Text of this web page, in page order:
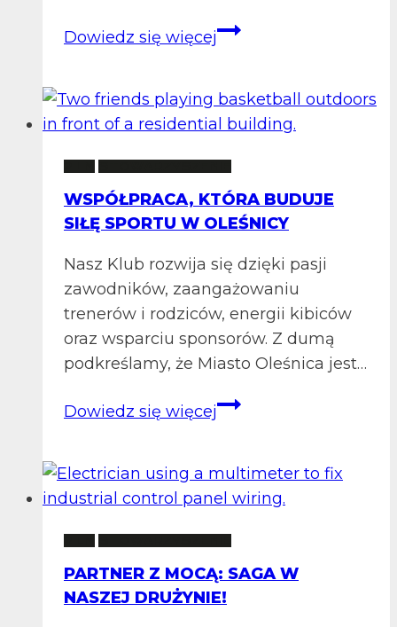
Dowiedz się więcejKontrakt
rozwiązany
WSPÓŁPRACA, KTÓRA BUDUJE
SIŁĘ SPORTU W OLEŚNICY
Nasz Klub rozwija się dzięki pasji
zawodników, zaangażowaniu
trenerów i rodziców, energii kibiców
oraz wsparciu sponsorów. Z dumą
podkreślamy, że Miasto Oleśnica jest…
Dowiedz się więcejWspółpraca,
siłę
sportu
Oleśnicy
PARTNER Z MOCĄ: SAGA W
NASZEJ DRUŻYNIE!